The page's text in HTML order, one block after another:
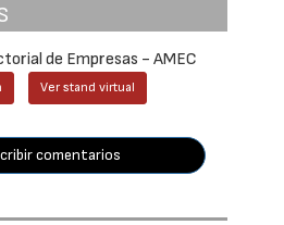
de Empresas - AMEC
Ver stand virtual
comentarios